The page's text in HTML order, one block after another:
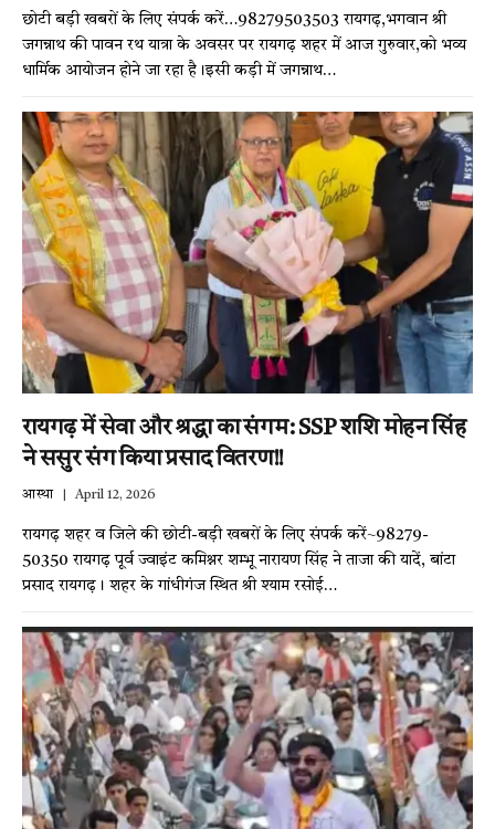
छोटी बड़ी खबरों के लिए संपर्क करें…98279503503 रायगढ़,भगवान श्री
जगन्नाथ की पावन रथ यात्रा के अवसर पर रायगढ़ शहर में आज गुरुवार,को भव्य
धार्मिक आयोजन होने जा रहा है।इसी कड़ी में जगन्नाथ…
रायगढ़ में सेवा और श्रद्धा का संगम: SSP शशि मोहन सिंह
ने ससुर संग किया प्रसाद वितरण!!
आस्था April 12, 2026
रायगढ़ शहर व जिले की छोटी-बड़ी खबरों के लिए संपर्क करें~98279-
50350 रायगढ़ पूर्व ज्वाइंट कमिश्नर शम्भू नारायण सिंह ने ताजा की यादें, बांटा
प्रसाद रायगढ़। शहर के गांधीगंज स्थित श्री श्याम रसोई…